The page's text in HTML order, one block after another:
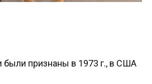
были признаны в 1973 г., в США